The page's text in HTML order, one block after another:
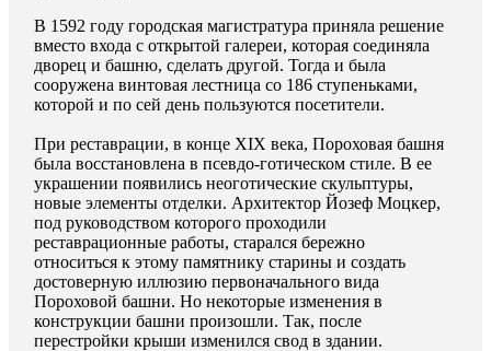
В 1592 году городская магистратура приняла решение
вместо входа с открытой галереи, которая соединяла
дворец и башню, сделать другой. Тогда и была
сооружена винтовая лестница со 186 ступеньками,
которой и по сей день пользуются посетители.
При реставрации, в конце XIX века, Пороховая башня
была восстановлена в псевдо-готическом стиле. В ее
украшении появились неоготические скульптуры,
новые элементы отделки. Архитектор Йозеф Моцкер,
под руководством которого проходили
реставрационные работы, старался бережно
относиться к этому памятнику старины и создать
достоверную иллюзию первоначального вида
Пороховой башни. Но некоторые изменения в
конструкции башни произошли. Так, после
перестройки крыши изменился свод в здании.